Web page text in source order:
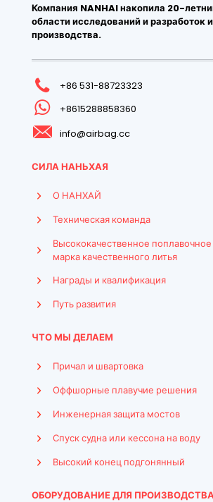
Компания NANHAI накопила 20-
области исследований и разработок и
производства.
+86 531-88723323
+8615288858360
info@airbag.cc
СИЛА НАНЬХАЯ
О НАНХАЙ
Техническая команда
Высококачественное
марка качественного литья
Награды и квалификация
Путь развития
ЧТО МЫ ДЕЛАЕМ
Причал и швартовка
Оффшорные плавучие решения
Инженерная защита мостов
Спуск судна или кессона на воду
Высокий конец подгонянный
ОБОРУДОВАНИЕ ДЛЯ